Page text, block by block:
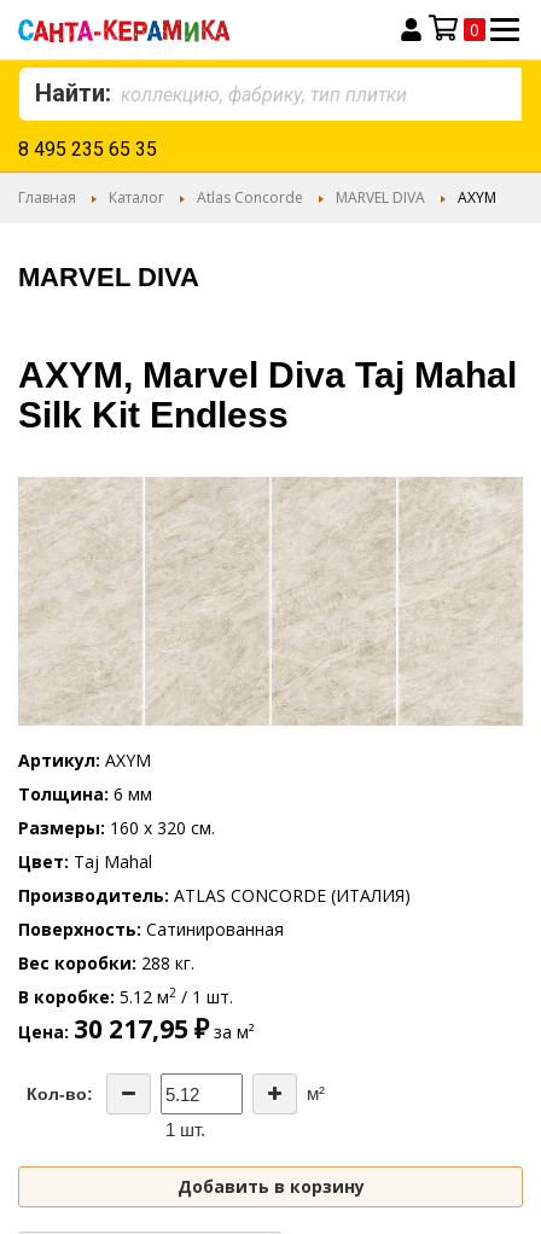
Моя корзина
0
Найти:
8 495 235 65 35
Главная Каталог Atlas Concorde MARVEL DIVA AXYM
MARVEL DIVA
AXYM, Marvel Diva Taj Mahal
Silk Kit Endless
Артикул AXYM
Толщина 6 мм
Размеры 160 x 320 см.
Цвет Taj Mahal
Производитель ATLAS CONCORDE (ИТАЛИЯ)
Поверхность Сатинированная
Вес коробки 288 кг.
В коробке 5.12 м2 / 1 шт.
Цена 30 217,95 ₽за м²
Кол-во:
м²
1 шт.
Добавить в корзину